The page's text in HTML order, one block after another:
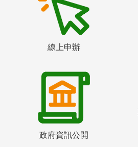
線上申辦
政府資訊公開